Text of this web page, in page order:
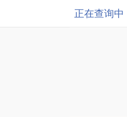
正在查询中